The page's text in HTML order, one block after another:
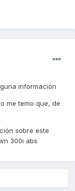
información
me temo que, de
sobre este
300i abs